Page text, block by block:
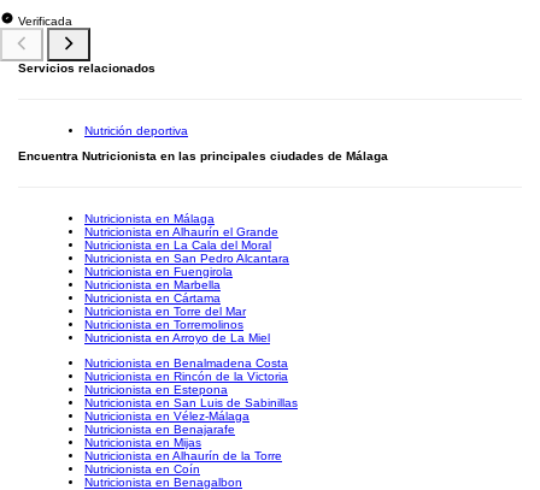
Verificada
Servicios relacionados
Nutrición deportiva
Encuentra Nutricionista en las principales ciudades de Málaga
Nutricionista en Málaga
Nutricionista en Alhaurín el Grande
Nutricionista en La Cala del Moral
Nutricionista en San Pedro Alcantara
Nutricionista en Fuengirola
Nutricionista en Marbella
Nutricionista en Cártama
Nutricionista en Torre del Mar
Nutricionista en Torremolinos
Nutricionista en Arroyo de La Miel
Nutricionista en Benalmadena Costa
Nutricionista en Rincón de la Victoria
Nutricionista en Estepona
Nutricionista en San Luis de Sabinillas
Nutricionista en Vélez-Málaga
Nutricionista en Benajarafe
Nutricionista en Mijas
Nutricionista en Alhaurín de la Torre
Nutricionista en Coín
Nutricionista en Benagalbon